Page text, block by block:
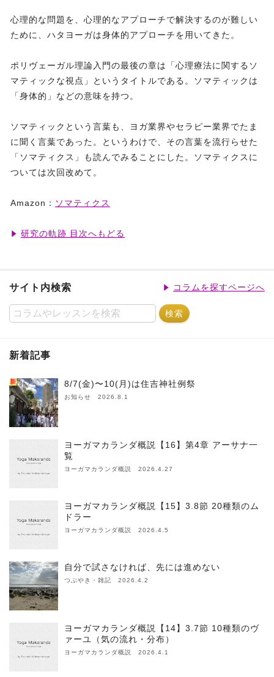
心理的な問題を、心理的なアプローチで解決するのが難しい
ために、ハタヨーガは身体的アプローチを用いてきた。
ポリヴェーガル理論入門の最後の章は「心理療法に関するソ
マティックな視点」というタイトルである。ソマティックは
「身体的」などの意味を持つ。
ソマティックという言葉も、ヨガ業界やセラピー業界でたま
に聞く言葉であった。というわけで、その言葉を流行らせた
「ソマティクス」も読んでみることにした。ソマティクスに
ついては次回改めて。
Amazon： ソマティクス
研究の軌跡 目次へもどる
サイト内検索 コラムを探すページへ
新着記事
新 8/7(金)〜10(月)は住吉神社例祭
お知らせ 2026.8.1
ヨーガマカランダ概説【16】第4章 アーサナ一
覧
ヨーガマカランダ概説 2026.4.27
ヨーガマカランダ概説【15】3.8節 20種類のム
ドラー
ヨーガマカランダ概説 2026.4.5
自分で試さなければ、先には進めない
つぶやき・雑記 2026.4.2
ヨーガマカランダ概説【14】3.7節 10種類のヴ
ァーユ（気の流れ・分布）
ヨーガマカランダ概説 2026.4.1